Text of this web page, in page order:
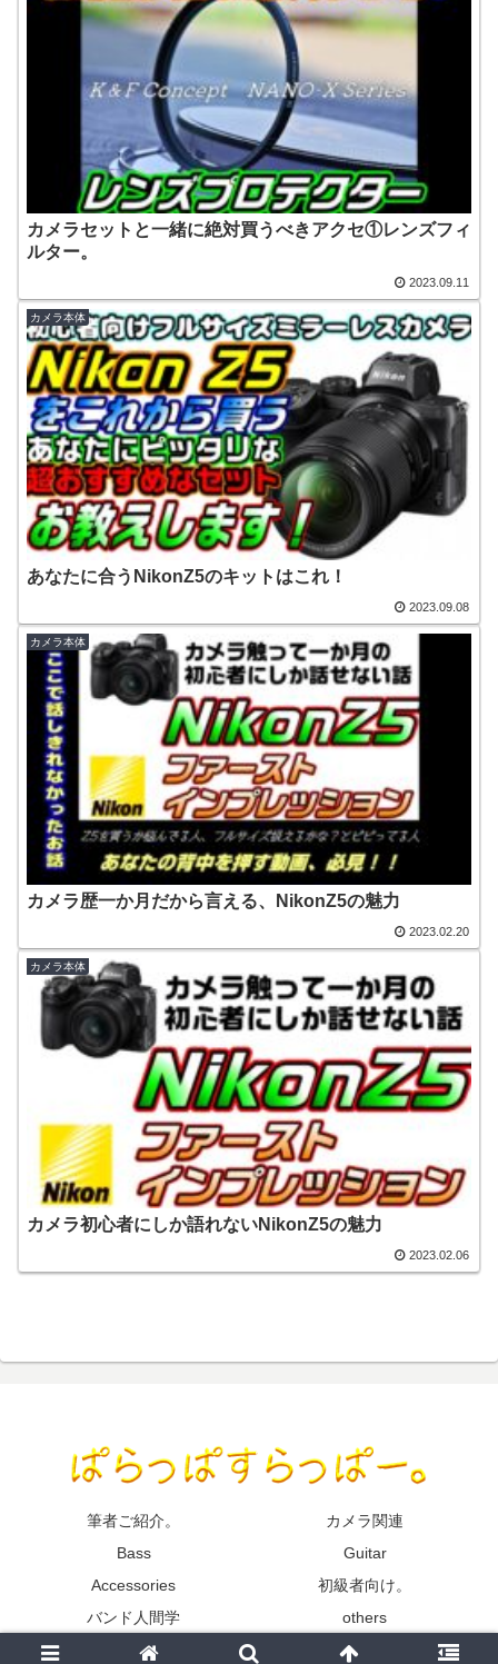
カメラセットと一緒に絶対買うべきアクセ①レンズフィ
ルター。
2023.09.11
カメラ本体
あなたに合うNikonZ5のキットはこれ！
2023.09.08
カメラ本体
カメラ歴一か月だから言える、NikonZ5の魅力
2023.02.20
カメラ本体
カメラ初心者にしか語れないNikonZ5の魅力
2023.02.06
筆者ご紹介。
カメラ関連
Bass
Guitar
Accessories
初級者向け。
バンド人間学
others
© 2022 ぱらっぱすらっぱー。.